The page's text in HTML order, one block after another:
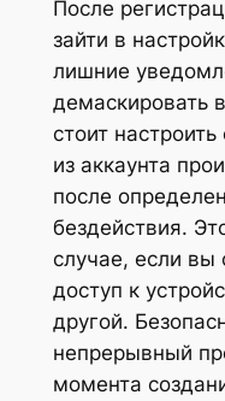
После
зайти в
лишние
демаскировать
стоит
из аккаунта
после
бездействия.
случае, если вы
доступ к
другой.
непрерывный
момента